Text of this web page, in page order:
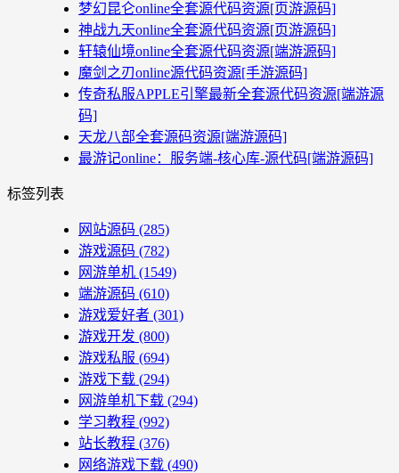
梦幻昆仑online全套源代码资源[页游源码]
神战九天online全套源代码资源[页游源码]
轩辕仙境online全套源代码资源[端游源码]
魔剑之刃online源代码资源[手游源码]
传奇私服APPLE引擎最新全套源代码资源[端游源
码]
天龙八部全套源码资源[端游源码]
最游记online：服务端-核心库-源代码[端游源码]
标签列表
网站源码 (285)
游戏源码 (782)
网游单机 (1549)
端游源码 (610)
游戏爱好者 (301)
游戏开发 (800)
游戏私服 (694)
游戏下载 (294)
网游单机下载 (294)
学习教程 (992)
站长教程 (376)
网络游戏下载 (490)